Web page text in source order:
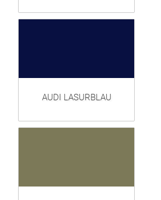
AUDI LASURBLAU